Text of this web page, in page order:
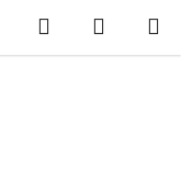
Hledat
KOŠÍK